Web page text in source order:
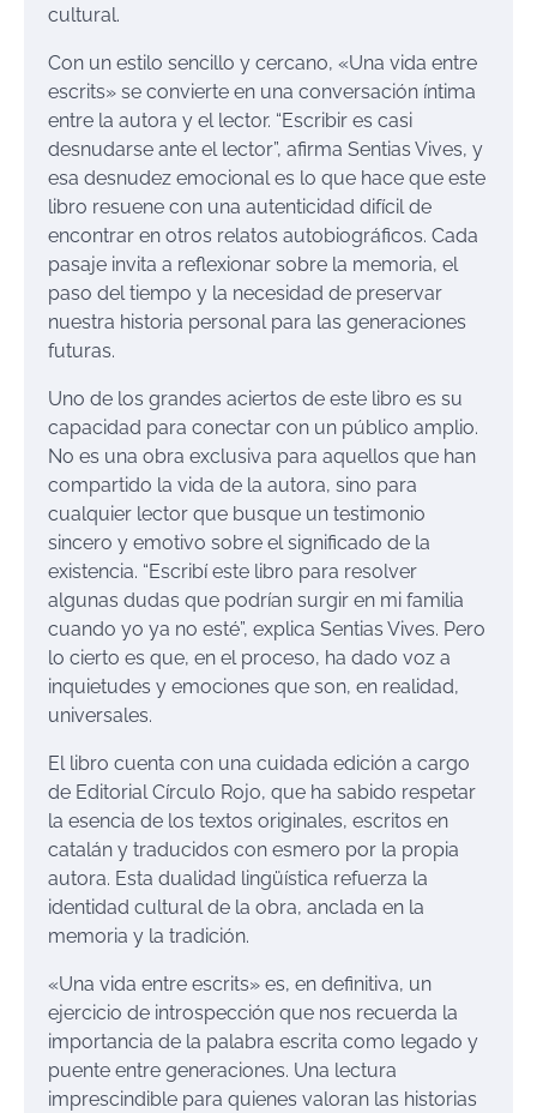
cultural.
Con un estilo sencillo y cercano, «Una vida entre
escrits» se convierte en una conversación íntima
entre la autora y el lector. “Escribir es casi
desnudarse ante el lector”, afirma Sentias Vives, y
esa desnudez emocional es lo que hace que este
libro resuene con una autenticidad difícil de
encontrar en otros relatos autobiográficos. Cada
pasaje invita a reflexionar sobre la memoria, el
paso del tiempo y la necesidad de preservar
nuestra historia personal para las generaciones
futuras.
Uno de los grandes aciertos de este libro es su
capacidad para conectar con un público amplio.
No es una obra exclusiva para aquellos que han
compartido la vida de la autora, sino para
cualquier lector que busque un testimonio
sincero y emotivo sobre el significado de la
existencia. “Escribí este libro para resolver
algunas dudas que podrían surgir en mi familia
cuando yo ya no esté”, explica Sentias Vives. Pero
lo cierto es que, en el proceso, ha dado voz a
inquietudes y emociones que son, en realidad,
universales.
El libro cuenta con una cuidada edición a cargo
de Editorial Círculo Rojo, que ha sabido respetar
la esencia de los textos originales, escritos en
catalán y traducidos con esmero por la propia
autora. Esta dualidad lingüística refuerza la
identidad cultural de la obra, anclada en la
memoria y la tradición.
«Una vida entre escrits» es, en definitiva, un
ejercicio de introspección que nos recuerda la
importancia de la palabra escrita como legado y
puente entre generaciones. Una lectura
imprescindible para quienes valoran las historias